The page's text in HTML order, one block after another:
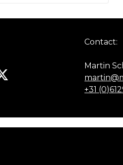
Contact:
Martin
+31